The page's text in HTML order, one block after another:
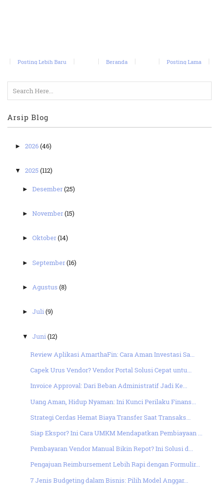
Posting Lebih Baru Posting Lama
Beranda
Arsip Blog
► 2026(46)
▼ 2025 (112)
►Desember(25)
►November(15)
►Oktober(14)
►September(16)
►Agustus(8)
►Juli(9)
▼Juni(12)
Review Aplikasi AmarthaFin: Cara Aman Investasi Sa...
Capek Urus Vendor? Vendor Portal Solusi Cepat untu...
Invoice Approval: Dari Beban Administratif Jadi Ke...
Uang Aman, Hidup Nyaman: Ini Kunci Perilaku Finans...
Strategi Cerdas Hemat Biaya Transfer Saat Transaks...
Siap Ekspor? Ini Cara UMKM Mendapatkan Pembiayaan ...
Pembayaran Vendor Manual Bikin Repot? Ini Solusi d...
Pengajuan Reimbursement Lebih Rapi dengan Formulir...
7 Jenis Budgeting dalam Bisnis: Pilih Model Anggar...